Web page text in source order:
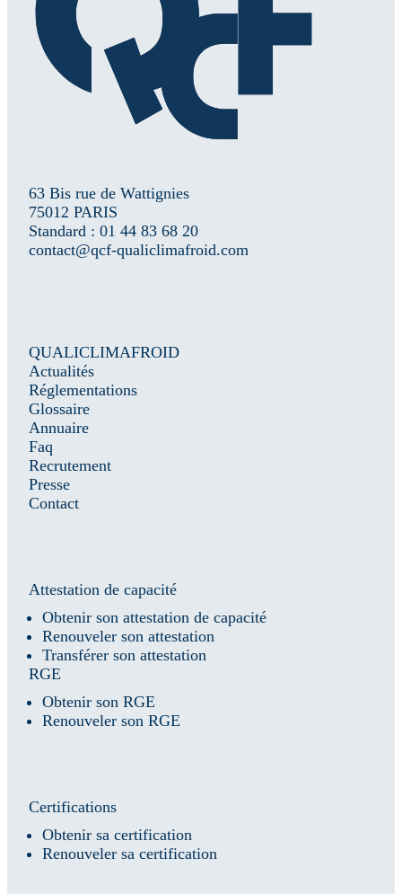
63 Bis rue de Wattignies
75012 PARIS
Standard : 01 44 83 68 20
contact@qcf-qualiclimafroid.com
QUALICLIMAFROID
Actualités
Réglementations
Glossaire
Annuaire
Faq
Recrutement
Presse
Contact
Attestation de capacité
Obtenir son attestation de capacité
Renouveler son attestation
Transférer son attestation
RGE
Obtenir son RGE
Renouveler son RGE
Certifications
Obtenir sa certification
Renouveler sa certification